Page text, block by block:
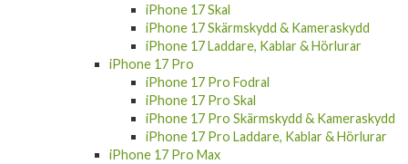
iPhone 17 Skal
iPhone 17 Skärmskydd & Kameraskydd
iPhone 17 Laddare, Kablar & Hörlurar
iPhone 17 Pro
iPhone 17 Pro Fodral
iPhone 17 Pro Skal
iPhone 17 Pro Skärmskydd & Kameraskydd
iPhone 17 Pro Laddare, Kablar & Hörlurar
iPhone 17 Pro Max